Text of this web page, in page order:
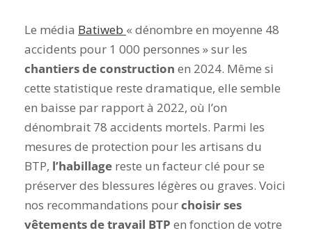
Le média Batiweb « dénombre en moyenne 48
accidents pour 1 000 personnes » sur les
chantiers de construction en 2024. Même si
cette statistique reste dramatique, elle semble
en baisse par rapport à 2022, où l’on
dénombrait 78 accidents mortels. Parmi les
mesures de protection pour les artisans du
BTP, l’habillage reste un facteur clé pour se
préserver des blessures légères ou graves. Voici
nos recommandations pourchoisir ses
vêtements de travail BTP en fonction de votre